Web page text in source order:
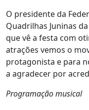
O presidente da
Quadrilhas Juninas
que vê a festa com
atrações vemos o
protagonista e para
a agradecer por
Programação musical